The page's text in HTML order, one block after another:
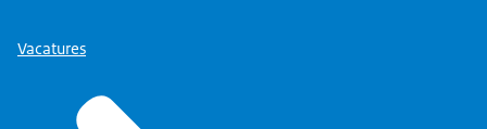
Vacatures